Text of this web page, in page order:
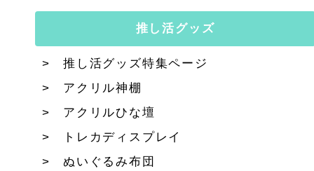
推し活グッズ
推し活グッズ特集ページ
アクリル神棚
アクリルひな壇
トレカディスプレイ
ぬいぐるみ布団